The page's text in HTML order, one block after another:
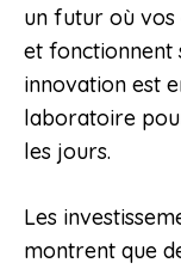
un futur où
et fonctionnent
innovation est
laboratoire
les jours.
Les
montrent que